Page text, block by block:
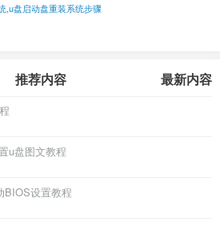
,u盘启动盘重装系统步骤
推荐内容 最新内容
u盘图文教程
BIOS设置教程